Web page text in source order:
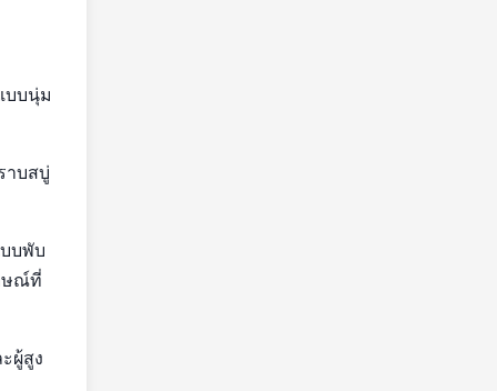
บบนุ่ม
าบสบู่
บพับ
ษณ์ที่
ผู้สูง